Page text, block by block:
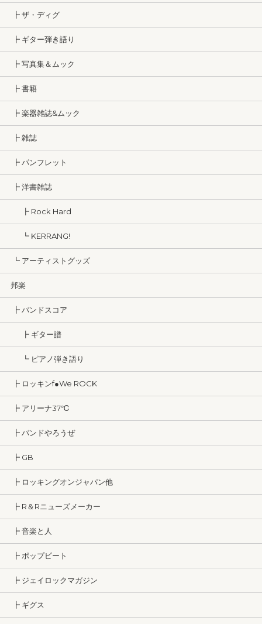
┣ ザ・ディグ
┣ ギター弾き語り
┣ 写真集＆ムック
┣ 書籍
┣ 楽器雑誌&ムック
┣ 雑誌
┣ パンフレット
┣ 洋書雑誌
┣ Rock Hard
┗ KERRANG!
┗ アーティストグッズ
邦楽
┣ バンドスコア
┣ ギター譜
┗ ピアノ弾き語り
┣ ロッキンf●We ROCK
┣ アリーナ37℃
┣ バンドやろうぜ
┣ GB
┣ ロッキングオンジャパン他
┣ R＆Rニューズメーカー
┣ 音楽と人
┣ ポップビート
┣ ジェイロックマガジン
┣ ギグス